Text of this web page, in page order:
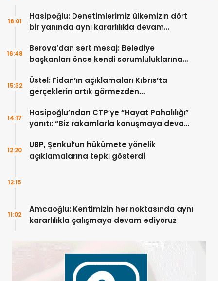
Hasipoğlu: Denetimlerimiz ülkemizin dört
bir yanında aynı kararlılıkla devam
18:01
Berova’dan sert mesaj: Belediye
başkanları önce kendi sorumluluklarına
16:48
Üstel: Fidan’ın açıklamaları Kıbrıs’ta
gerçeklerin artık görmezden
15:32
Hasipoğlu’ndan CTP’ye “Hayat Pahalılığı”
yanıtı: “Biz rakamlarla konuşmaya devam
14:17
UBP, Şenkul’un hükümete yönelik
açıklamalarına tepki gösterdi
12:20
12:15
Amcaoğlu: Kentimizin her noktasında aynı
kararlılıkla çalışmaya devam ediyoruz
11:02